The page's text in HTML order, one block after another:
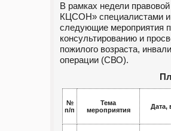
В рамках недели
КЦСОН» специалистами и
следующие мероприятия
консультированию и
пожилого возраста,
операции (СВО).
№
п/п
Тема
мероприятия
Дата,